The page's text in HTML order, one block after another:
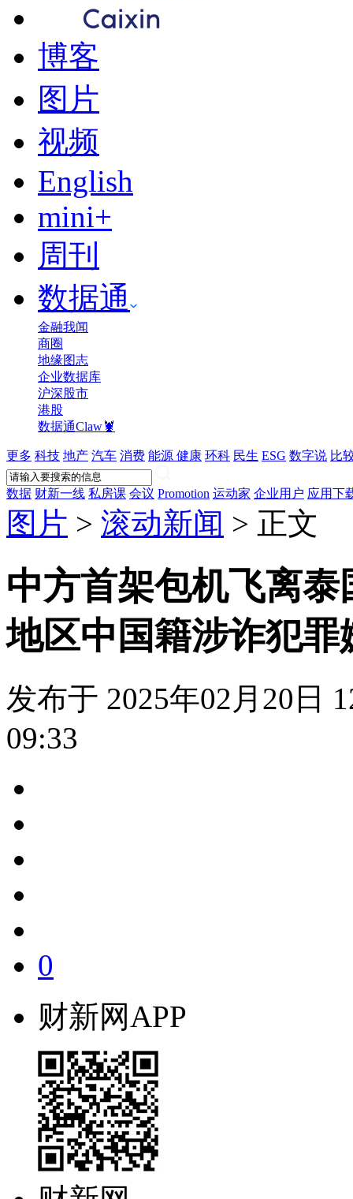
博客
图片
视频
English
mini+
周刊
数据通
金融我闻
商圈
地缘图志
企业数据库
沪深股市
港股
数据通Claw🦞
更多 科技 地产 汽车 消费 能源 健康 环科 民生 ESG 数字说 比
数据 财新一线 私房课 会议 Promotion 运动家 企业用户 应用下
图片 > 滚动新闻 > 正文
中方首架包机飞离
地区中国籍涉诈犯
发布于 2025年02月20日
09:33
0
财新网APP